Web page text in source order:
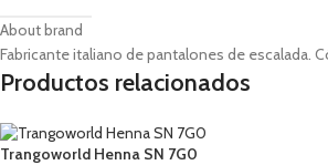
About brand
Fabricante italiano de pantalones de escalada.
Productos relacionados
Trangoworld Henna SN 7G0